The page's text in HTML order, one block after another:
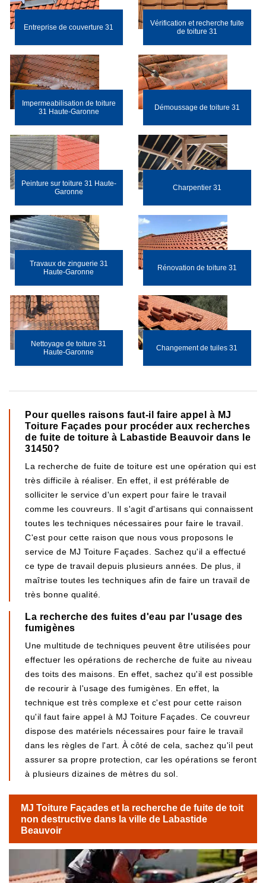
Entreprise de couverture 31
Vérification et recherche fuite
de toiture 31
Impermeabilisation de toiture
31 Haute-Garonne
Démoussage de toiture 31
Peinture sur toiture 31 Haute-
Garonne
Charpentier 31
Travaux de zinguerie 31
Haute-Garonne
Rénovation de toiture 31
Nettoyage de toiture 31
Haute-Garonne
Changement de tuiles 31
Pour quelles raisons faut-il faire appel à MJ
Toiture Façades pour procéder aux recherches
de fuite de toiture à Labastide Beauvoir dans le
31450?
La recherche de fuite de toiture est une opération qui est
très difficile à réaliser. En effet, il est préférable de
solliciter le service d'un expert pour faire le travail
comme les couvreurs. Il s'agit d'artisans qui connaissent
toutes les techniques nécessaires pour faire le travail.
C'est pour cette raison que nous vous proposons le
service de MJ Toiture Façades. Sachez qu'il a effectué
ce type de travail depuis plusieurs années. De plus, il
maîtrise toutes les techniques afin de faire un travail de
très bonne qualité.
La recherche des fuites d'eau par l'usage des
fumigènes
Une multitude de techniques peuvent être utilisées pour
effectuer les opérations de recherche de fuite au niveau
des toits des maisons. En effet, sachez qu'il est possible
de recourir à l'usage des fumigènes. En effet, la
technique est très complexe et c'est pour cette raison
qu'il faut faire appel à MJ Toiture Façades. Ce couvreur
dispose des matériels nécessaires pour faire le travail
dans les règles de l'art. À côté de cela, sachez qu'il peut
assurer sa propre protection, car les opérations se feront
à plusieurs dizaines de mètres du sol.
MJ Toiture Façades et la recherche de fuite de toit
non destructive dans la ville de Labastide
Beauvoir